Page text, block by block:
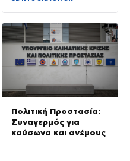
Πολιτική Προστασία:
Συναγερμός για
καύσωνα και ανέμους